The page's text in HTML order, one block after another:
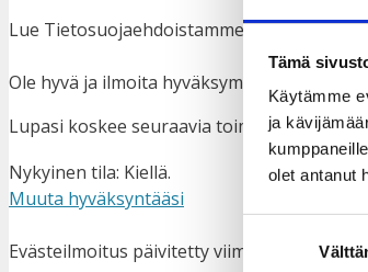
Tämä
Käytämme
ja
olet antanut
valinta
Lue Tietosuojaehdoistamme lisää siitä
Ole hyvä ja ilmoita hyväksymistunnuksesi
Lupasi koskee seuraavia toimialueita:
Nykyinen tila: Kiellä.
Muuta hyväksyntääsi
Evästeilmoitus päivitetty viimeksi 16/07/